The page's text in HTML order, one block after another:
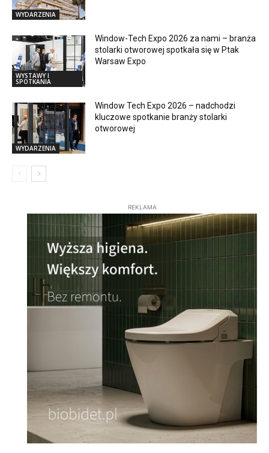
WYDARZENIA
WYSTAWY I
SPOTKANIA
Window-Tech Expo 2026 za nami – branża
stolarki otworowej spotkała się w Ptak
Warsaw Expo
WYDARZENIA
Window Tech Expo 2026 – nadchodzi
kluczowe spotkanie branży stolarki
otworowej
REKLAMA